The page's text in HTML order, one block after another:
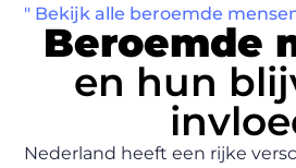
" Bekijk alle beroemde
Beroemde
en hun
Nederland heeft een rijke